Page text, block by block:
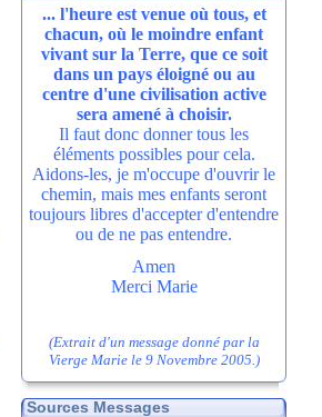
... l'heure est venue où tous, et
chacun, où le moindre enfant
vivant sur la Terre, que ce soit
dans un pays éloigné ou au
centre d'une civilisation active
sera amené à choisir.
Il faut donc donner tous les
éléments possibles pour cela.
Aidons-les, je m'occupe d'ouvrir le
chemin, mais mes enfants seront
toujours libres d'accepter d'entendre
ou de ne pas entendre.
Amen
Merci Marie
(Extrait d'un message donné par la
Vierge Marie le 9 Novembre 2005.)
Sources Messages